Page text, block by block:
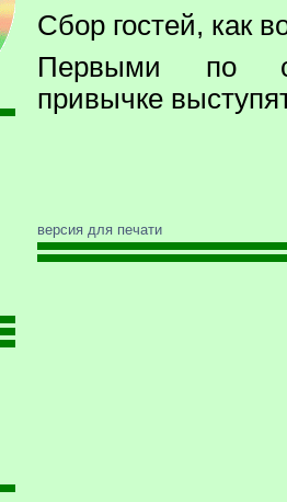
Сбор гостей, как
Первыми по
привычке
версия для печати